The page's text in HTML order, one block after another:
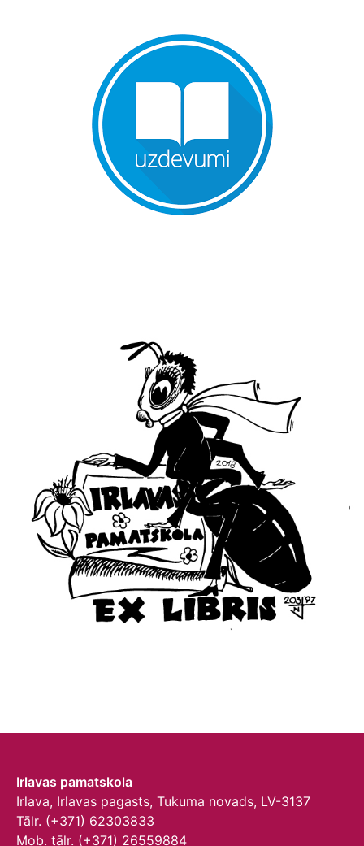
Irlavas pamatskola
Irlava, Irlavas pagasts, Tukuma novads, LV-3137
Tālr. (+371) 62303833
Mob. tālr. (+371) 26559884